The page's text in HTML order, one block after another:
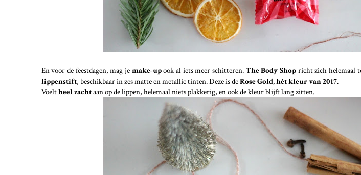
En voor de feestdagen, mag je make-upook al iets meer schitteren. The Body Shop richt zich helemaal
lippenstift, beschikbaar in zes matte en metallic tinten. Deze is deRose Gold, hét kleur van 2017.
Voeltheel zachtaan op de lippen, helemaal niets plakkerig, en ook de kleur blijft lang zitten.